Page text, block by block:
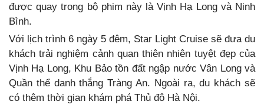
được quay trong bộ phim này là Vịnh Hạ Long và Ninh
Bình.
Với lịch trình 6 ngày 5 đêm, Star Light Cruise sẽ đưa du
khách trải nghiệm cảnh quan thiên nhiên tuyệt đẹp của
Vịnh Hạ Long, Khu Bảo tồn đất ngập nước Vân Long và
Quần thể danh thắng Tràng An. Ngoài ra, du khách sẽ
có thêm thời gian khám phá Thủ đô Hà Nội.